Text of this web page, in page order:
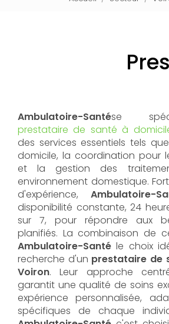
Ambulatoire-Santése
prestataire de santé à
des services essentiels tels
domicile, la coordination pour
et la gestion des
environnement domestique.
d'expérience,Ambulatoire-
disponibilité constante, 24
sur 7, pour répondre aux
planifiés. La combinaison de
Ambulatoire-Santé le choix
recherche d'un prestataire de
Voiron. Leur approche
garantit une qualité de soins
expérience personnalisée,
spécifiques de chaque